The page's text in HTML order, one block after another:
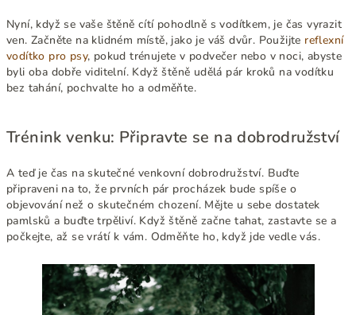
Nyní, když se vaše štěně cítí pohodlně s vodítkem, je čas vyrazit
ven. Začněte na klidném místě, jako je váš dvůr. Použijte reflexní
vodítko pro psy, pokud trénujete v podvečer nebo v noci, abyste
byli oba dobře viditelní. Když štěně udělá pár kroků na vodítku
bez tahání, pochvalte ho a odměňte.
Trénink venku: Připravte se na dobrodružství
A teď je čas na skutečné venkovní dobrodružství. Buďte
připraveni na to, že prvních pár procházek bude spíše o
objevování než o skutečném chození. Mějte u sebe dostatek
pamlsků a buďte trpěliví. Když štěně začne tahat, zastavte se a
počkejte, až se vrátí k vám. Odměňte ho, když jde vedle vás.